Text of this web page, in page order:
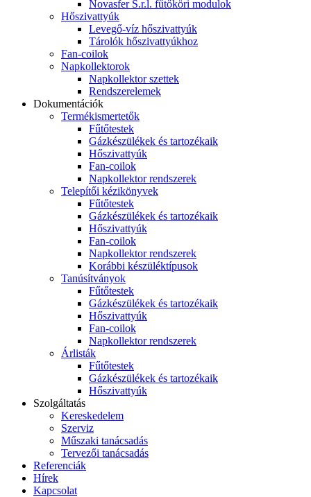
Novasfer S.r.l. fűtőköri modulok
Hőszivattyúk
Levegő-víz hőszivattyúk
Tárolók hőszivattyúkhoz
Fan-coilok
Napkollektorok
Napkollektor szettek
Rendszerelemek
Dokumentációk
Termékismertetők
Fűtőtestek
Gázkészülékek és tartozékaik
Hőszivattyúk
Fan-coilok
Napkollektor rendszerek
Telepítői kézikönyvek
Fűtőtestek
Gázkészülékek és tartozékaik
Hőszivattyúk
Fan-coilok
Napkollektor rendszerek
Korábbi készüléktípusok
Tanúsítványok
Fűtőtestek
Gázkészülékek és tartozékaik
Hőszivattyúk
Fan-coilok
Napkollektor rendszerek
Árlisták
Fűtőtestek
Gázkészülékek és tartozékaik
Hőszivattyúk
Szolgáltatás
Kereskedelem
Szerviz
Műszaki tanácsadás
Tervezői tanácsadás
Referenciák
Hírek
Kapcsolat